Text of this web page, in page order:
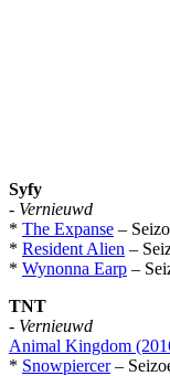
Syfy
- Vernieuwd
* The Expanse –
* Resident Alien –
* Wynonna Earp –
TNT
- Vernieuwd
Animal Kingdom
* Snowpiercer–